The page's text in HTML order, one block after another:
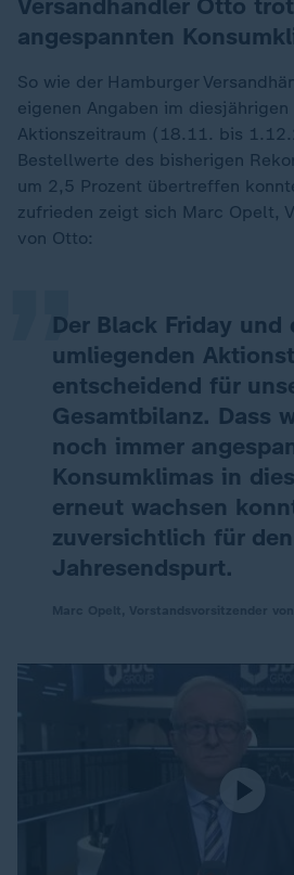
Versandhändler Otto
angespannten
So wie der Hamburger
eigenen Angaben im
Aktionszeitraum (18.11. bis
Bestellwerte des bisherigen
um 2,5 Prozent übertreffen
zufrieden zeigt sich Marc Opelt,
von Otto:
Der Black Friday und
umliegenden
entscheidend für
Gesamtbilanz. Dass
noch immer
Konsumklimas in
erneut wachsen
zuversichtlich für den
Jahresendspurt.
„